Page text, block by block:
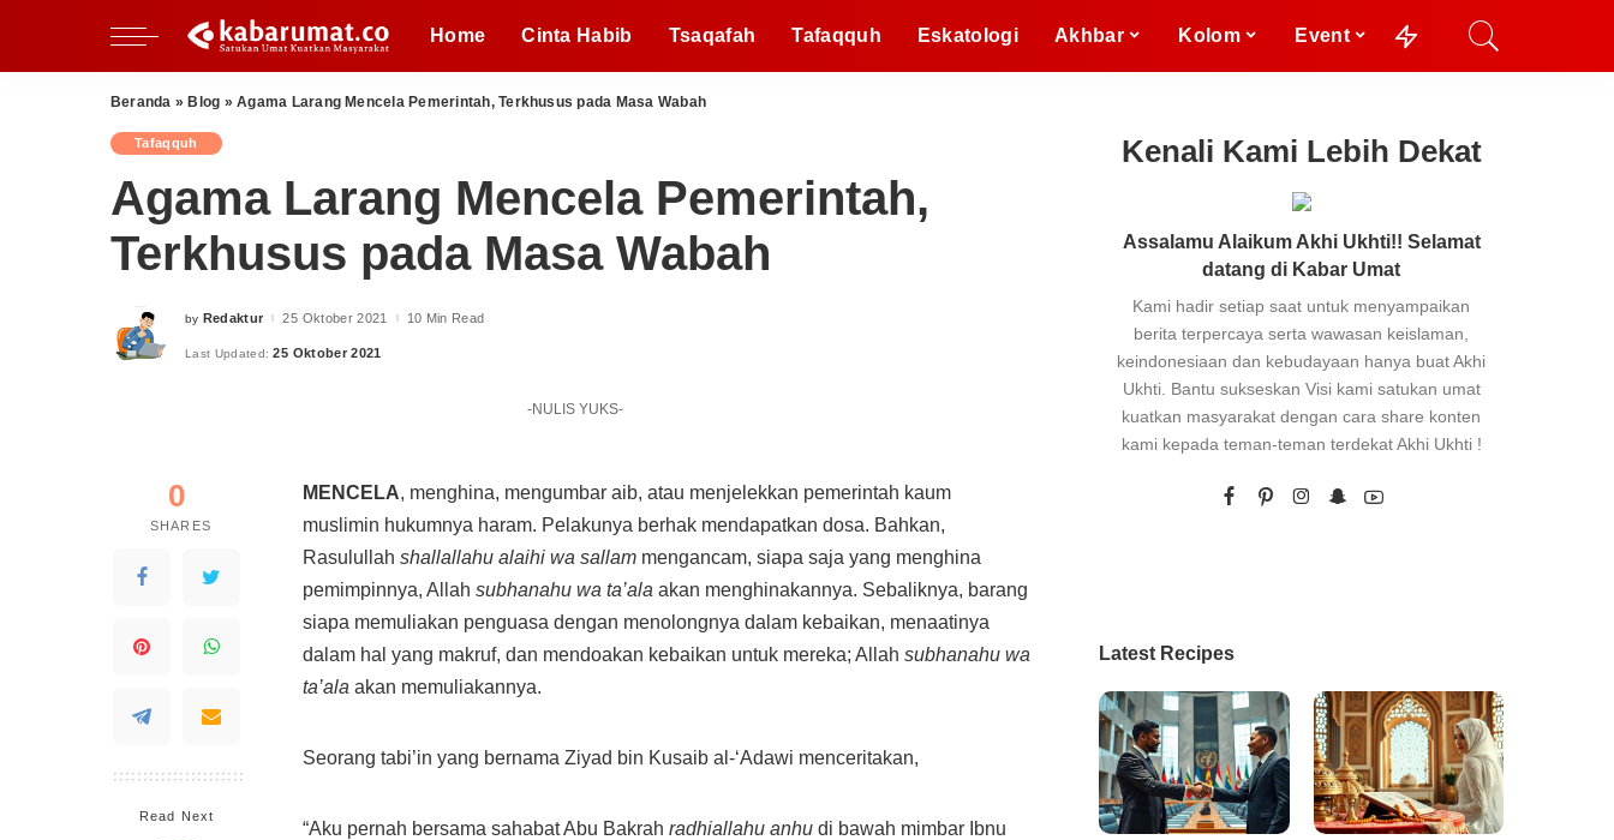
Home Cinta Habib Tsaqafah Tafaqquh Eskatologi Akhbar
Regional
Al Quds
Kolom
Perspektif
Pesantren
Perempuan
Milenial
Event
Kupi
Regional
Perspektif
Milenial
Kupi
Beranda » Blog »Agama Larang Mencela Pemerintah, Terkhusus pada Masa Wabah
Tafaqquh
Agama Larang Mencela Pemerintah,
Terkhusus pada Masa Wabah
Posted
by Redaktur 25 Oktober 2021 10 Min Read
Last Updated: 25 Oktober 2021
-NULIS YUKS-
0
SHARES
Read Next
MENCELA, menghina, mengumbar aib, atau menjelekkan pemerintah kaum
muslimin hukumnya haram. Pelakunya berhak mendapatkan dosa. Bahkan,
Rasulullah shallallahu alaihi wa sallam mengancam, siapa saja yang menghina
pemimpinnya, Allah subhanahu wa ta’ala akan menghinakannya. Sebaliknya, barang
siapa memuliakan penguasa dengan menolongnya dalam kebaikan, menaatinya
dalam hal yang makruf, dan mendoakan kebaikan untuk mereka; Allah subhanahu wa
ta’ala akan memuliakannya.
Seorang tabi’in yang bernama Ziyad bin Kusaib al-‘Adawi menceritakan,
“Aku pernah bersama sahabat Abu Bakrah radhiallahu anhu di bawah mimbar Ibnu
Kenali Kami Lebih Dekat
Assalamu Alaikum Akhi Ukhti!! Selamat
datang di Kabar Umat
Kami hadir setiap saat untuk menyampaikan
berita terpercaya serta wawasan keislaman,
keindonesiaan dan kebudayaan hanya buat Akhi
Ukhti. Bantu sukseskan Visi kami satukan umat
kuatkan masyarakat dengan cara share konten
kami kepada teman-teman terdekat Akhi Ukhti !
Latest Recipes